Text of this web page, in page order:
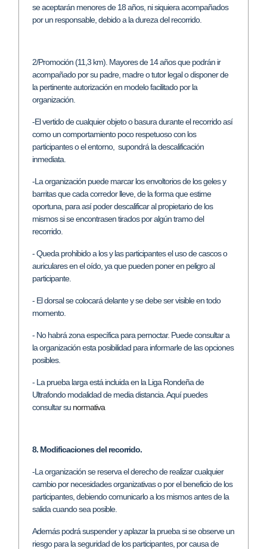
se aceptarán menores de 18 años, ni siquiera acompañados
por un responsable, debido a la dureza del recorrido.
2/Promoción (11,3 km). Mayores de 14 años que podrán ir
acompañado por su padre, madre o tutor legal o disponer de
la pertinente autorización en modelo facilitado por la
organización.
-El vertido de cualquier objeto o basura durante el recorrido así
como un comportamiento poco respetuoso con los
participantes o el entorno, supondrá la descalificación
inmediata.
-La organización puede marcar los envoltorios de los geles y
barritas que cada corredor lleve, de la forma que estime
oportuna, para así poder descalificar al propietario de los
mismos si se encontrasen tirados por algún tramo del
recorrido.
- Queda prohibido a los y las participantes el uso de cascos o
auriculares en el oído, ya que pueden poner en peligro al
participante.
- El dorsal se colocará delante y se debe ser visible en todo
momento.
- No habrá zona específica para pernoctar. Puede consultar a
la organización esta posibilidad para informarle de las opciones
posibles.
- La prueba larga está incluida en la Liga Rondeña de
Ultrafondo modalidad de media distancia. Aquí puedes
consultar su normativa
8. Modificaciones del recorrido.
-La organización se reserva el derecho de realizar cualquier
cambio por necesidades organizativas o por el beneficio de los
participantes, debiendo comunicarlo a los mismos antes de la
salida cuando sea posible.
Además podrá suspender y aplazar la prueba si se observe un
riesgo para la seguridad de los participantes, por causa de